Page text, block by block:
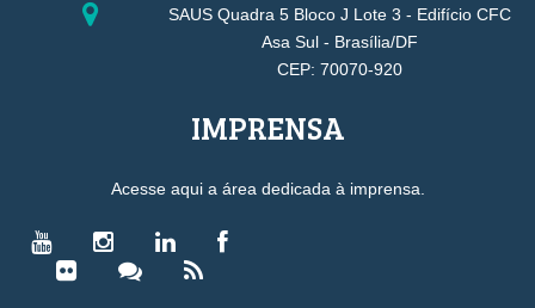
SAUS Quadra 5 Bloco J Lote 3 - Edifício CFC
Asa Sul - Brasília/DF
CEP: 70070-920
IMPRENSA
Acesse aqui a área dedicada à imprensa.